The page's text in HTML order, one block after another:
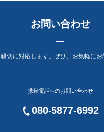
お問い合わせ
切に対応します。ぜひ、お気軽にお
携帯電話へのお問い合わせ
080-5877-6992